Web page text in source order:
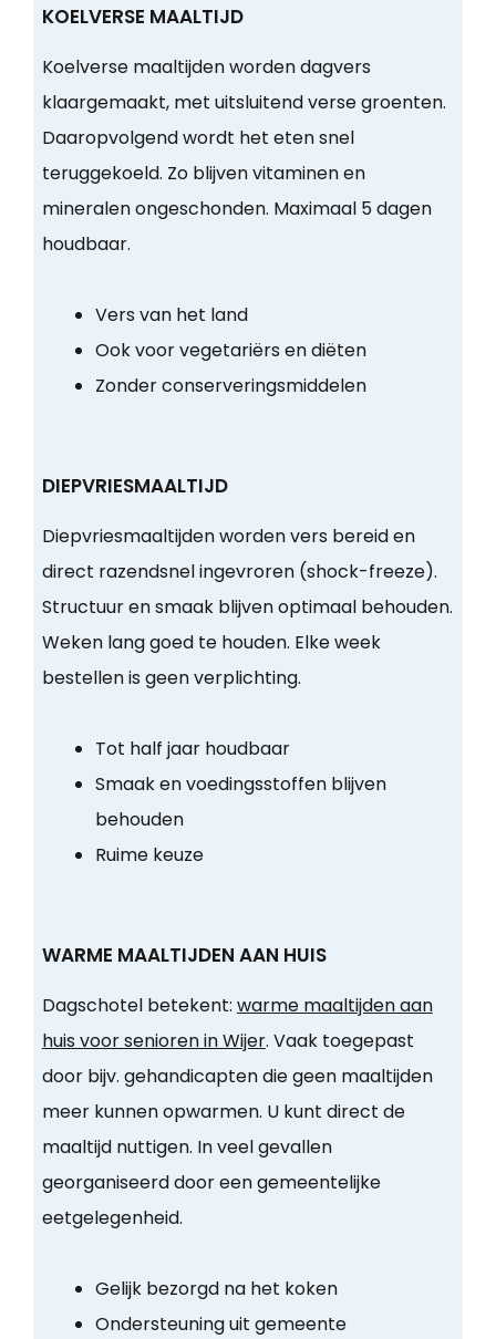
KOELVERSE MAALTIJD
Koelverse maaltijden worden dagvers
klaargemaakt, met uitsluitend verse groenten.
Daaropvolgend wordt het eten snel
teruggekoeld. Zo blijven vitaminen en
mineralen ongeschonden. Maximaal 5 dagen
houdbaar.
Vers van het land
Ook voor vegetariërs en diëten
Zonder conserveringsmiddelen
DIEPVRIESMAALTIJD
Diepvriesmaaltijden worden vers bereid en
direct razendsnel ingevroren (shock-freeze).
Structuur en smaak blijven optimaal behouden.
Weken lang goed te houden. Elke week
bestellen is geen verplichting.
Tot half jaar houdbaar
Smaak en voedingsstoffen blijven
behouden
Ruime keuze
WARME MAALTIJDEN AAN HUIS
Dagschotel betekent: warme maaltijden aan
huis voor senioren in Wijer. Vaak toegepast
door bijv. gehandicapten die geen maaltijden
meer kunnen opwarmen. U kunt direct de
maaltijd nuttigen. In veel gevallen
georganiseerd door een gemeentelijke
eetgelegenheid.
Gelijk bezorgd na het koken
Ondersteuning uit gemeente